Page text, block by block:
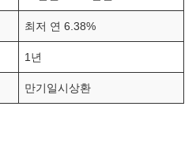
최저 연 6.38%
1년
만기일시상환